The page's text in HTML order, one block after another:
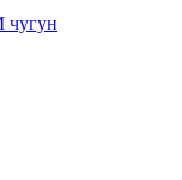
чугун